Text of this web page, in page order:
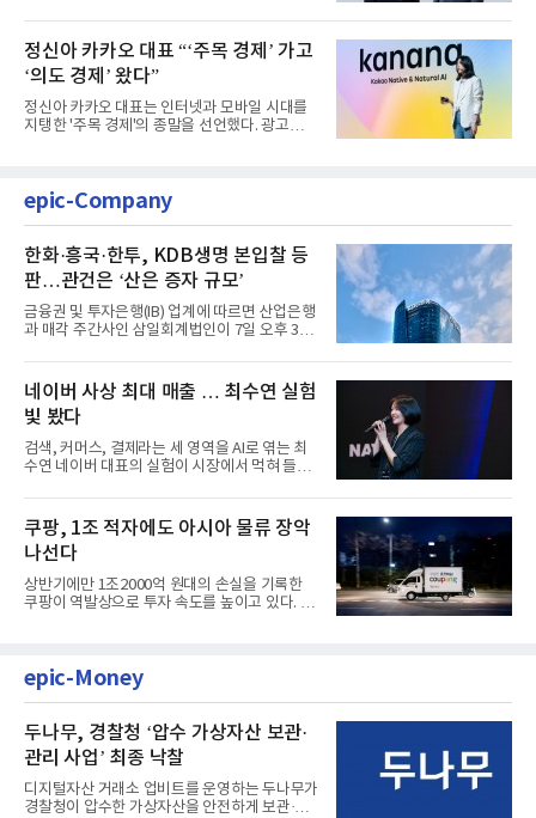
정신아 카카오 대표 “‘주목 경제’ 가고
‘의도 경제’ 왔다”
정신아 카카오 대표는 인터넷과 모바일 시대를
지탱한 '주목 경제'의 종말을 선언했다. 광고를
epic-Company
한화·흥국·한투, KDB생명 본입찰 등
판…관건은 ‘산은 증자 규모’
금융권 및 투자은행(IB) 업계에 따르면 산업은행
과 매각 주간사인 삼일회계법인이 7일 오후 3시
네이버 사상 최대 매출 … 최수연 실험
빛 봤다
검색, 커머스, 결제라는 세 영역을 AI로 엮는 최
수연 네이버 대표의 실험이 시장에서 먹혀 들어
쿠팡, 1조 적자에도 아시아 물류 장악
나선다
상반기에만 1조2000억 원대의 손실을 기록한
쿠팡이 역발상으로 투자 속도를 높이고 있다. 이
epic-Money
두나무, 경찰청 ‘압수 가상자산 보관·
관리 사업’ 최종 낙찰
디지털자산 거래소 업비트를 운영하는 두나무가
경찰청이 압수한 가상자산을 안전하게 보관·관